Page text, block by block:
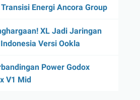
Energi Ancora Group
XL Jadi Jaringan
Versi Ookla
Power Godox
V1 Mid